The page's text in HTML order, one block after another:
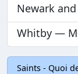
Newark
Whitby —
Saints - Quoi